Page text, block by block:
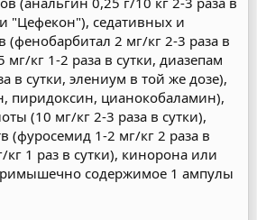
"Цефекон"), седативных и
(фенобарбитал 2 мг/кг 2-3 раза в
мг/кг 1-2 раза в сутки, диазепам
в сутки, элениум в той же дозе),
пиридоксин, цианокобаламин),
(10 мг/кг 2-3 раза в сутки),
(фуросемид 1-2 мг/кг 2 раза в
кг 1 раз в сутки), кинорона или
содержимое 1 ампулы